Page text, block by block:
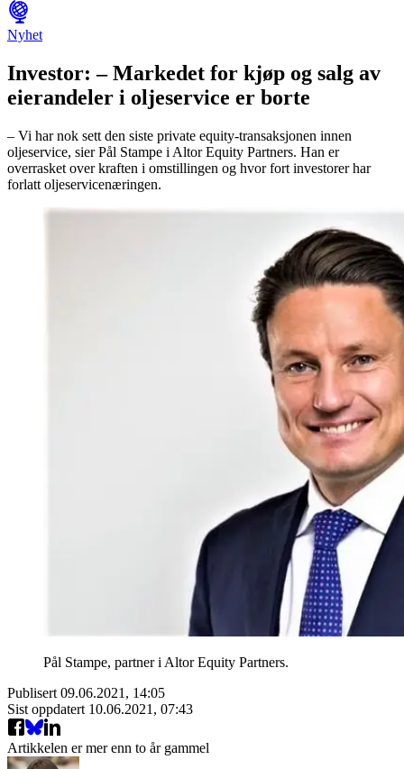
Nyhet
Investor: – Markedet for kjøp og salg av
eierandeler i oljeservice er borte
– Vi har nok sett den siste private equity-transaksjonen innen
oljeservice, sier Pål Stampe i Altor Equity Partners. Han er
overrasket over kraften i omstillingen og hvor fort investorer har
forlatt oljeservicenæringen.
Pål Stampe, partner i Altor Equity Partners.
Publisert 09.06.2021, 14:05
Sist oppdatert 10.06.2021, 07:43
Artikkelen er mer enn to år gammel